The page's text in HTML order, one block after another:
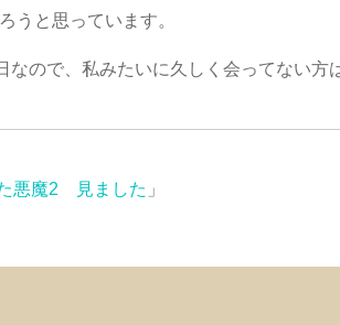
うと思っています。
なので、私みたいに久しく会ってない方
悪魔2 見ました 」